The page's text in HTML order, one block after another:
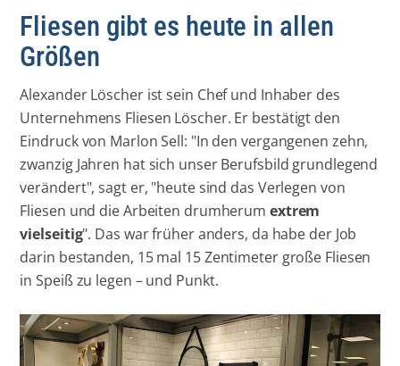
Fliesen gibt es heute in allen
Größen
Alexander Löscher ist sein Chef und Inhaber des
Unternehmens Fliesen Löscher. Er bestätigt den
Eindruck von Marlon Sell: "In den vergangenen zehn,
zwanzig Jahren hat sich unser Berufsbild grundlegend
verändert", sagt er, "heute sind das Verlegen von
Fliesen und die Arbeiten drumherum extrem
vielseitig". Das war früher anders, da habe der Job
darin bestanden, 15 mal 15 Zentimeter große Fliesen
in Speiß zu legen – und Punkt.